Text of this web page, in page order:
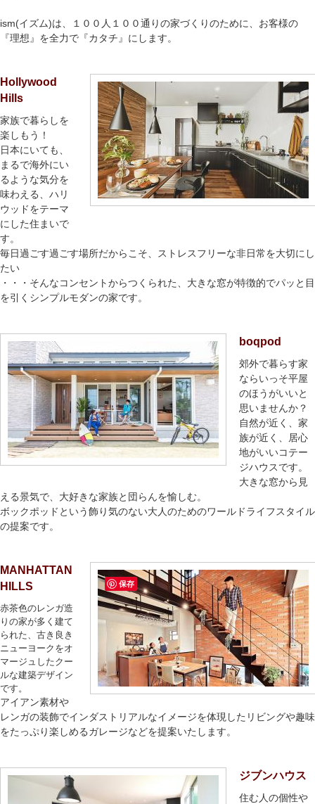
ism(イズム)は、１００人１００通りの家づくりのために、お客様の
『理想』を全力で『カタチ』にします。
Hollywood
Hills
家族で暮らしを
楽しもう！
日本にいても、
まるで海外にい
るような気分を
味わえる、ハリ
ウッドをテーマ
にした住まいで
す。
毎日過ごす過ごす場所だからこそ、ストレスフリーな非日常を大切にし
たい
・・・そんなコンセントからつくられた、大きな窓が特徴的でパッと目
を引くシンプルモダンの家です。
boqpod
郊外で暮らす家
ならいっそ平屋
のほうがいいと
思いませんか？
自然が近く、家
族が近く、居心
地がいいコテー
ジハウスです。
大きな窓から見
える景気で、大好きな家族と団らんを愉しむ。
ボックポッドという飾り気のない大人のためのワールドライフスタイル
の提案です。
MANHATTAN
HILLS
赤茶色のレンガ造
りの家が多く建て
られた、古き良き
ニューヨークをオ
マージュしたクー
ルな建築デザイン
です。
アイアン素材や
レンガの装飾でインダストリアルなイメージを体現したリビングや趣味
をたっぷり楽しめるガレージなどを提案いたします。
ジブンハウス
住む人の個性や
保存